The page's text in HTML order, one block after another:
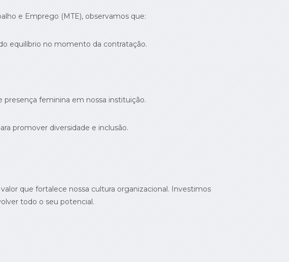
e Emprego (MTE), observamos que:
equilíbrio no momento da contratação.
feminina em nossa instituição.
promover diversidade e inclusão.
que fortalece nossa cultura organizacional. Investimos
todo o seu potencial.